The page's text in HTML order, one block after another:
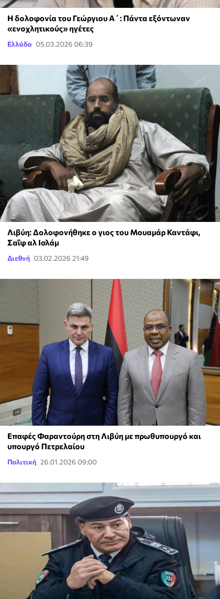
Η δολοφονία του Γεώργιου Α΄: Πάντα εξόντωναν
«ενοχλητικούς» ηγέτες
Ελλάδα 05.03.2026 06:39
Λιβύη: Δολοφονήθηκε ο γιος του Μουαμάρ Καντάφι,
Σαΐφ αλ Ισλάμ
Διεθνή 03.02.2026 21:49
Επαφές Φαραντούρη στη Λιβύη με πρωθυπουργό και
υπουργό Πετρελαίου
Πολιτική 26.01.2026 09:00